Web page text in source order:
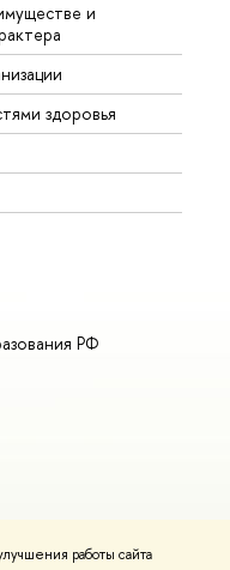
работы сайта
и
здоровья
РФ